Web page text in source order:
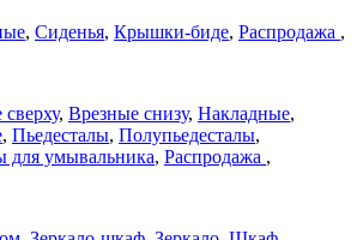
, Сиденья, Крышки-биде, Распродажа ,
, Врезные снизу, Накладные,
, Пьедесталы, Полупьедесталы,
умывальника, Распродажа ,